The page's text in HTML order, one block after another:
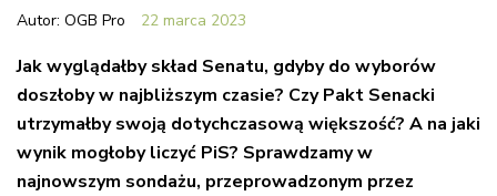
Autor: OGB Pro 22 marca 2023
Jak wyglądałby skład Senatu, gdyby do wyborów
doszłoby w najbliższym czasie? Czy Pakt Senacki
utrzymałby swoją dotychczasową większość? A na jaki
wynik mogłoby liczyć PiS? Sprawdzamy w
najnowszym sondażu, przeprowadzonym przez